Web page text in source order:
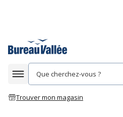
Afficher la navigation
Trouver mon magasin